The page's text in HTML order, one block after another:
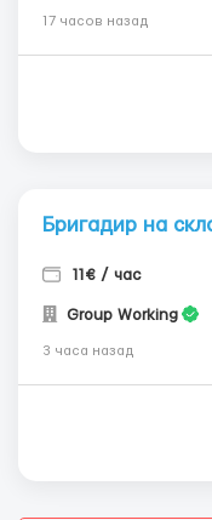
17 часов назад
Бригадир на
11€ / час
Group Working
3 часа назад